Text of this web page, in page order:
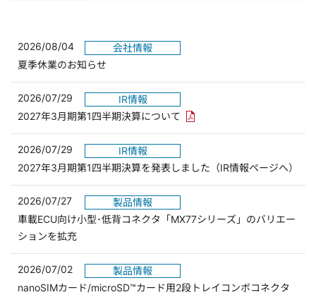
2026/08/04
会社情報
夏季休業のお知らせ
2026/07/29
IR情報
2027年3月期第1四半期決算について PDFリンクを新しいウィンド
2026/07/29
IR情報
2027年3月期第1四半期決算を発表しました（IR情報ページへ）
2026/07/27
製品情報
車載ECU向け小型･低背コネクタ「MX77シリーズ」のバリエー
ションを拡充
2026/07/02
製品情報
nanoSIMカード/microSD™カード用2段トレイコンボコネクタ